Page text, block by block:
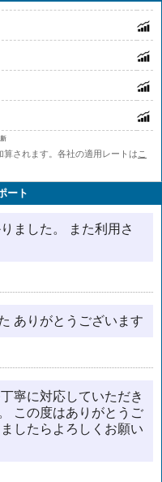
されます。各社の適用レートは こ
ート
ました。 また利用さ
ありがとうございます
寧に対応していただき
この度はありがとうご
したらよろしくお願い